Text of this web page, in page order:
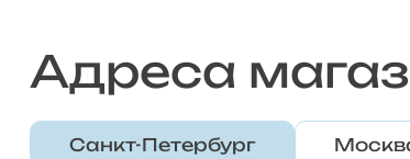
Адреса
Санкт-Петербург